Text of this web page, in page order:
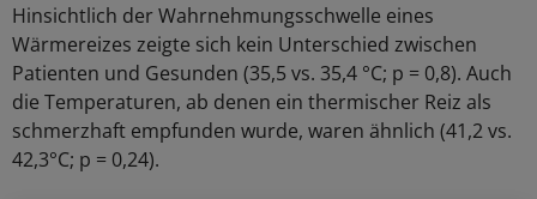
Hinsichtlich der Wahrnehmungsschwelle eines
Wärmereizes zeigte sich kein Unterschied zwischen
Patienten und Gesunden (35,5 vs. 35,4 °C; p = 0,8). Auch
die Temperaturen, ab denen ein thermischer Reiz als
schmerzhaft empfunden wurde, waren ähnlich (41,2 vs.
42,3°C; p = 0,24).